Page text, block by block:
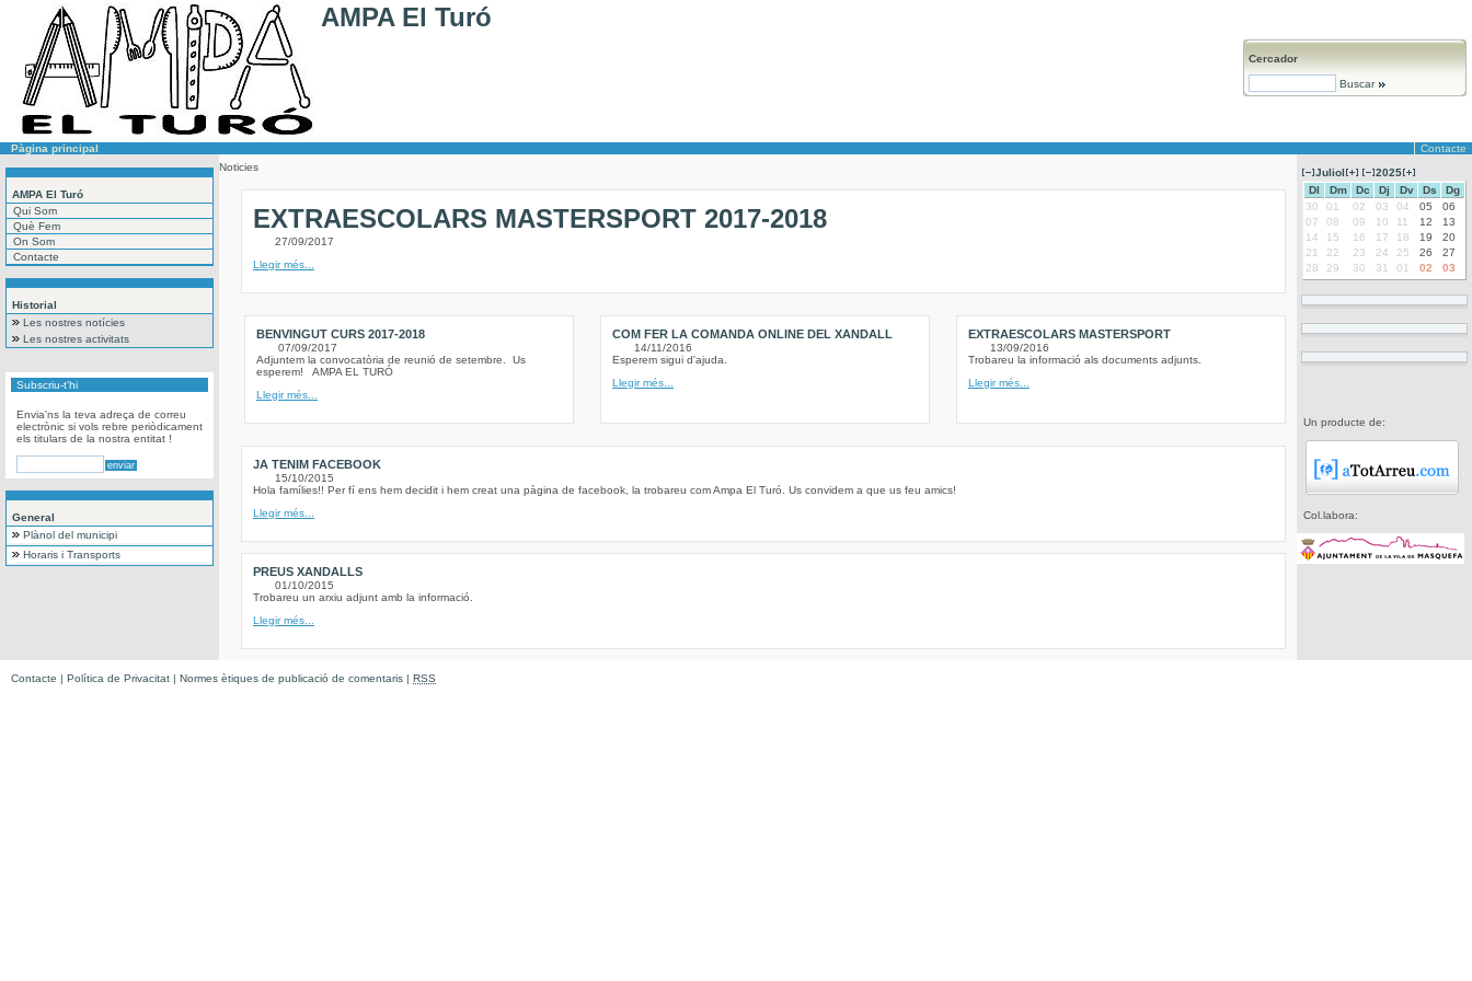
AMPA El Turó
Cercador
Buscar
Pàgina principal Contacte
AMPA El Turó
Qui Som
Què Fem
On Som
Contacte
Historial
Les nostres notícies
Les nostres activitats
Subscriu-t'hi
Envia'ns la teva adreça de correu
electrònic si vols rebre periòdicament
els titulars de la nostra entitat !
General
Plànol del municipi
Horaris i Transports
Noticies
EXTRAESCOLARS MASTERSPORT 2017-2018
27/09/2017
Llegir més...
BENVINGUT CURS 2017-2018
07/09/2017
Adjuntem la convocatòria de reunió de setembre. Us
esperem! AMPA EL TURÓ
Llegir més...
COM FER LA COMANDA ONLINE DEL XANDALL
14/11/2016
Esperem sigui d'ajuda.
Llegir més...
EXTRAESCOLARS MASTERSPORT
13/09/2016
Trobareu la informació als documents adjunts.
Llegir més...
JA TENIM FACEBOOK
15/10/2015
Hola famílies!! Per fí ens hem decidit i hem creat una pàgina de facebook, la trobareu com Ampa El Turó. Us convidem a que us feu amics!
Llegir més...
PREUS XANDALLS
01/10/2015
Trobareu un arxiu adjunt amb la informació.
Llegir més...
Juliol
2025
Dl
Dm Dc Dj Dv Ds
Dg
30
01 02 03 04 05
06
07
08 09 10 11 12
13
14
15 16 17 18 19
20
21
22 23 24 25 26
27
28
29 30 31 01 02 03
Un producte de:
Col.labora:
Contacte | Política de Privacitat | Normes ètiques de publicació de comentaris | RSS